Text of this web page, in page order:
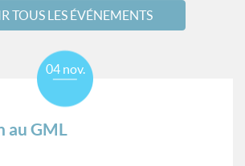
TOUS LES ÉVÉNEMENTS
au GML
04 nov.